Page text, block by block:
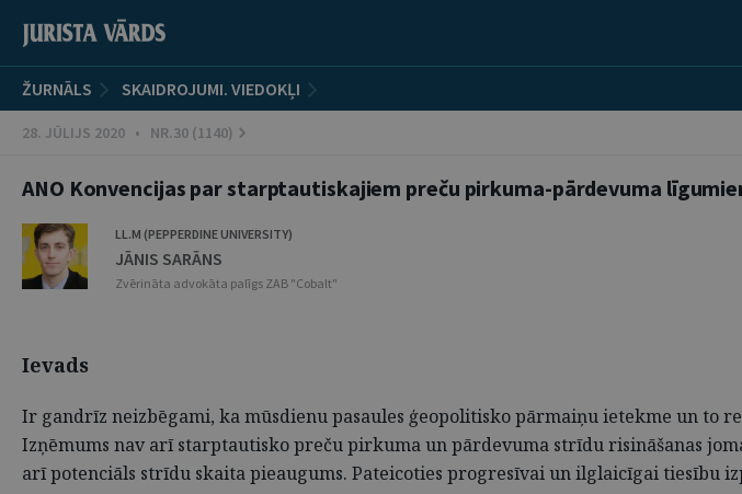
ŽURNĀLS SKAIDROJUMI. VIEDOKĻI
28. JŪLIJS 2020 • NR.30 (1140)
ANO Konvencijas par starptautiskajiem preču pirkuma-pārdevuma
LL.M (PEPPERDINE UNIVERSITY)
JĀNIS SARĀNS
Zvērināta advokāta palīgs ZAB "Cobalt"
Ievads
Ir gandrīz neizbēgami, ka mūsdienu pasaules ģeopolitisko pārmaiņu ietekme un to
Izņēmums nav arī starptautisko preču pirkuma un pārdevuma strīdu risināšanas
arī potenciāls strīdu skaita pieaugums. Pateicoties progresīvai un ilglaicīgai